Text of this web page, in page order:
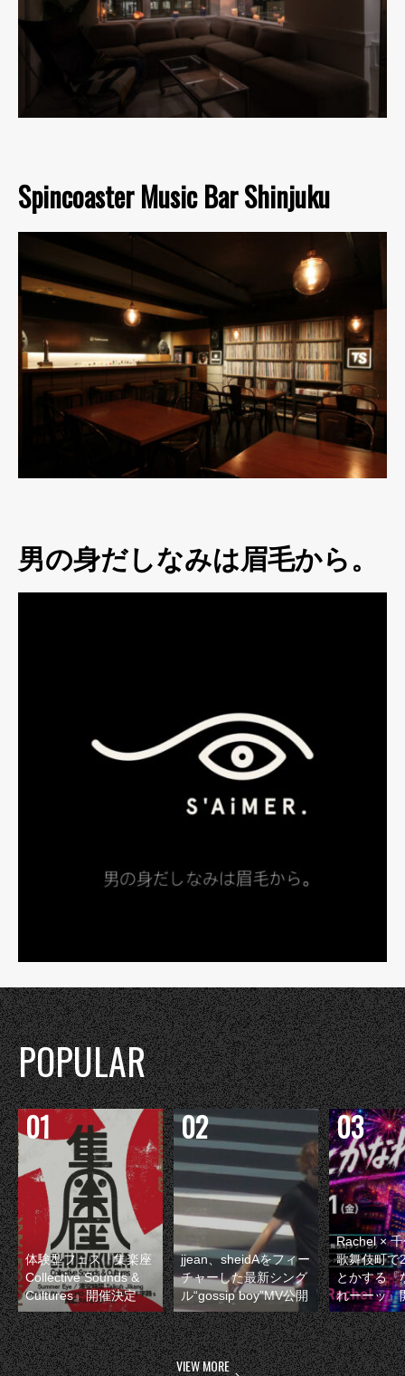
Spincoaster Music Bar Shinjuku
男の身だしなみは眉毛から。
POPULAR
体験型フェス『集楽座
Collective Sounds &
Cultures』開催決定
jjean、sheidAをフィー
チャーした最新シング
ル“gossip boy”MV公開
Rachel ×
歌舞伎町で
とかする『
れーーッ』
VIEW MORE